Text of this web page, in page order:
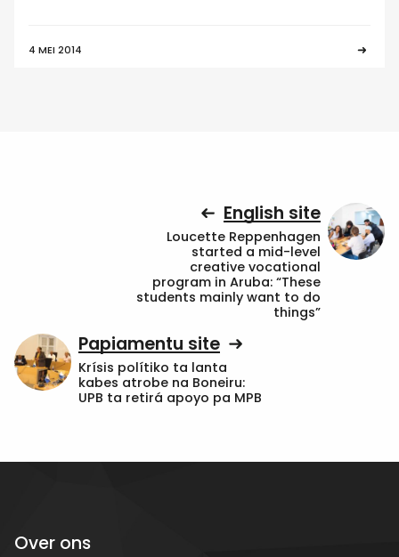
4 MEI 2014
English site
Loucette Reppenhagen
started a mid-level
creative vocational
program in Aruba: “These
students mainly want to do
things”
Papiamentu site
Krísis polítiko ta lanta
kabes atrobe na Boneiru:
UPB ta retirá apoyo pa MPB
Over ons